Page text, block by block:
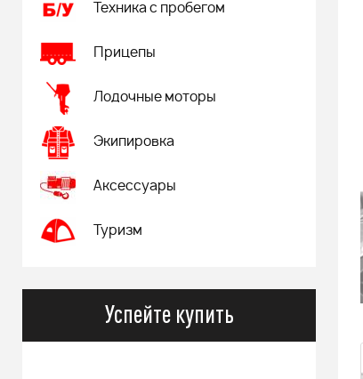
Техника с пробегом
Прицепы
Лодочные моторы
Экипировка
Аксессуары
Туризм
Успейте купить